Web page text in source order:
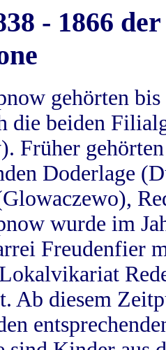
- 1866
gehörten
die beiden
Früher
Doderlage
wurde im
Freudenfier
Ab diesem